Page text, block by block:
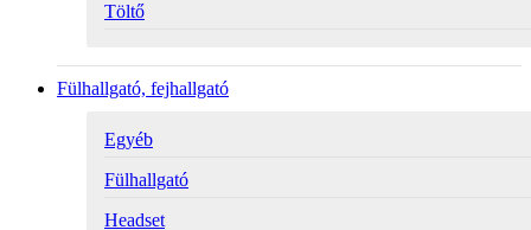
Töltő
Fülhallgató, fejhallgató
Egyéb
Fülhallgató
Headset